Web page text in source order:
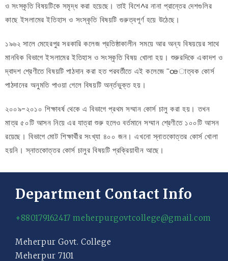
ও সংস্কৃতি বিষয়টিকে সমৃদ্ধ করা হয়েছে। তাই বিশে^র নানা প্রান্তের দেশগুলির
কাছে ইসলামের ইতিহাস ও সংস্কৃতি বিষয়টি গুরুত্বপূর্ণ হয়ে উঠেছে।
১৯৬২ সালে মেহেরপুর সরকারি কলেজ প্রতিষ্ঠাকালীন সময়ে আর অন্য বিষয়য়ের সাথে
মানবিক বিভাগে ইসলামের ইতিহাস ও সংস্কৃতি বিষয় খোলা হয়। শুরুরদিকে একাদশ ও
দ্বাদশ শ্রেণীতে বিষয়টি পাঠদান করা হত পরবর্তীতে এই কলেজে ¯œাত্বক কোর্স
পাঠদানের অনুমতি পাওয়া গেলে বিষয়টি অর্ন্তভুক্ত হয়।
২০০৯-২০১০ শিক্ষাবর্ষ থেকে এ বিভাগে প্রথম সম্মান কোর্স চালু করা হয়। তখন
মাত্র ৫০টি আসন নিয়ে এর যাত্রা শুরু হলেও বর্তমানে সম্মান শ্রেণীতে ১০০টি আসন
রয়েছে। বিভাগে মোট শিক্ষার্থীর সংখ্যা ৪০০ জন। এখনো স্নাতকোত্তর কোর্স খোলা
হয়নি। স্নাতকোত্তর কোর্স চালুর বিষয়টি প্রক্রিয়াধীন আছে।
Department Contact Info
+880179162417 meherpurgovtcollege@gmail.com
Meherpur Govt. College
Meherpur 7101